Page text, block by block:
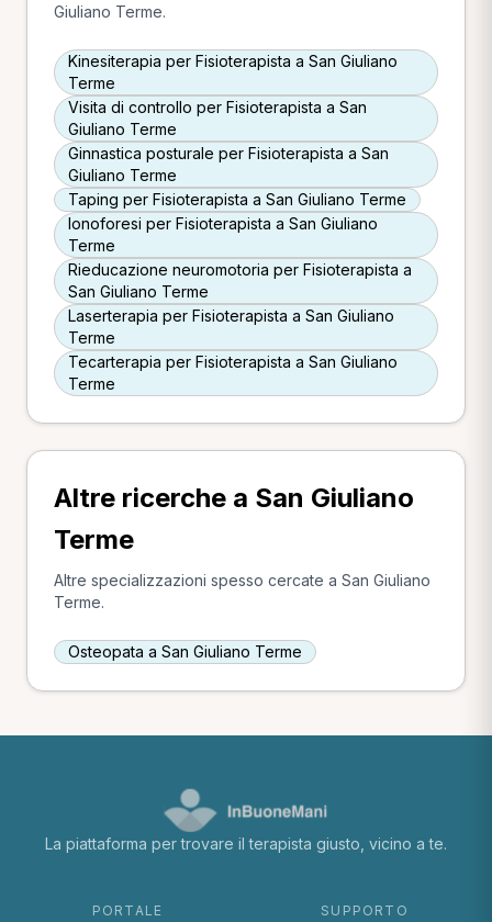
Giuliano Terme.
Kinesiterapia per Fisioterapista a San Giuliano
Terme
Visita di controllo per Fisioterapista a San
Giuliano Terme
Ginnastica posturale per Fisioterapista a San
Giuliano Terme
Taping per Fisioterapista a San Giuliano Terme
Ionoforesi per Fisioterapista a San Giuliano
Terme
Rieducazione neuromotoria per Fisioterapista a
San Giuliano Terme
Laserterapia per Fisioterapista a San Giuliano
Terme
Tecarterapia per Fisioterapista a San Giuliano
Terme
Altre ricerche a San Giuliano
Terme
Altre specializzazioni spesso cercate a San Giuliano
Terme.
Osteopata a San Giuliano Terme
La piattaforma per trovare il terapista giusto, vicino a te.
PORTALE SUPPORTO